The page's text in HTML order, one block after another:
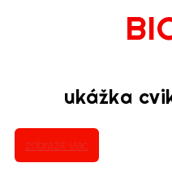
ukážka
zobraziť viac